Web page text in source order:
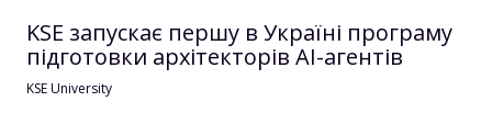
KSE запускає першу в Україні програму
підготовки архітекторів AI-агентів
KSE University